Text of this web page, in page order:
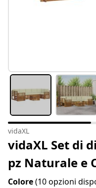
vidaXL
vidaXL Set di
pz Naturale e
Colore(10 opzioni